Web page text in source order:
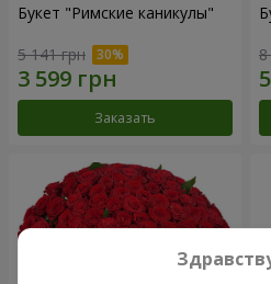
Букет "Римские каникулы"
5 141 грн
Заказать
8